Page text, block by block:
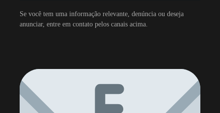
Se você tem uma informação relevante, denúncia ou deseja
anunciar, entre em contato pelos canais acima.